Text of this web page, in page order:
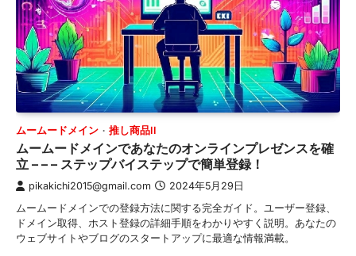
ムームードメイン 推し商品II
ムームードメインであなたのオンラインプレゼンスを確
立 – – – ステップバイステップで簡単登録！
pikakichi2015@gmail.com 2024年5月29日
ムームードメインでの登録方法に関する完全ガイド。ユーザー登録、
ドメイン取得、ホスト登録の詳細手順をわかりやすく説明。あなたの
ウェブサイトやブログのスタートアップに最適な情報満載。